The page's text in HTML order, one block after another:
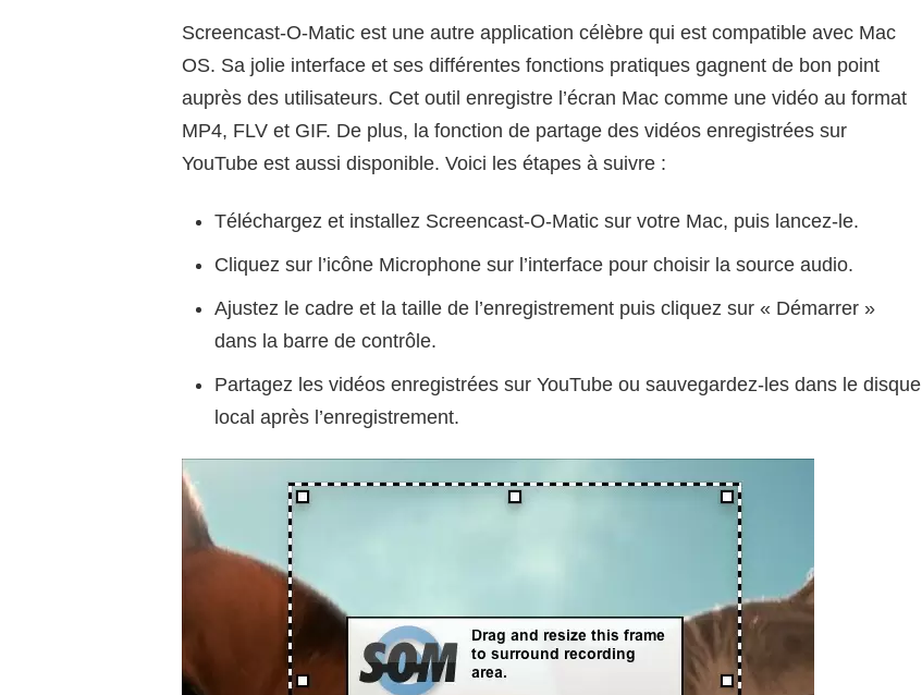
Screencast-O-Matic est une autre application célèbre qui est compatible avec Mac
OS. Sa jolie interface et ses différentes fonctions pratiques gagnent de bon point
auprès des utilisateurs. Cet outil enregistre l’écran Mac comme une vidéo au format
MP4, FLV et GIF. De plus, la fonction de partage des vidéos enregistrées sur
YouTube est aussi disponible. Voici les étapes à suivre :
Téléchargez et installez Screencast-O-Matic sur votre Mac, puis lancez-le.
Cliquez sur l’icône Microphone sur l’interface pour choisir la source audio.
Ajustez le cadre et la taille de l’enregistrement puis cliquez sur « Démarrer »
dans la barre de contrôle.
Partagez les vidéos enregistrées sur YouTube ou sauvegardez-les dans le disque
local après l’enregistrement.